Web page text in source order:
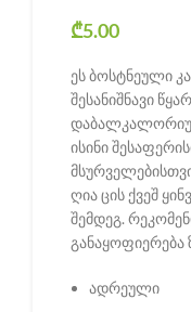
₾5.00
ეს ბოსტნეული
შესანიშნავი
ისინი
ღია ცის ქვეშ
შემდეგ.
ადრეული